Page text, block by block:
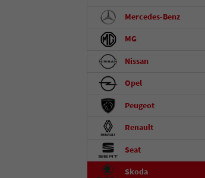
Mercedes-Benz
MG
Nissan
Opel
Peugeot
Renault
Seat
Skoda